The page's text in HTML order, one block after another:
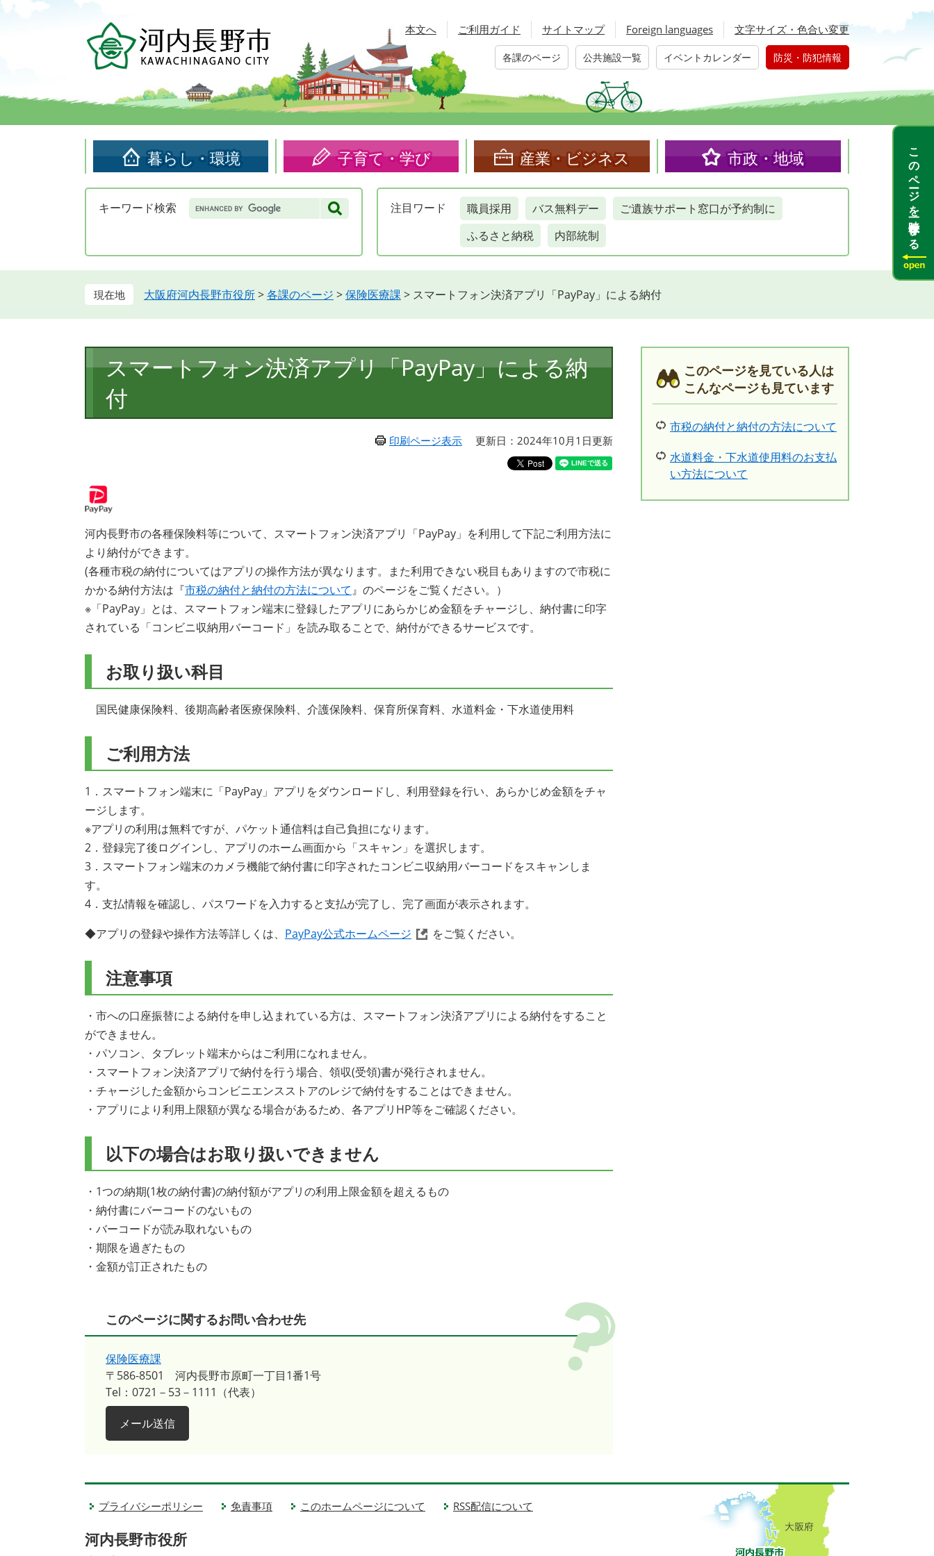
頭
す。
飛
し
本文へ ご利用ガイド サイトマップ Foreign languages 文字サイズ・色合い変更
各課のページ 公共施設一覧 イベントカレンダー 防災・防犯情報
暮らし・環境 子育て・学び 産業・ビジネス 市政・地域
キーワード検索 Google
カ
検
注目 ワード 職員採用 バス無料デー
ご遺族サポート窓口が予約制に
ふるさと納税
内部統制
大阪府河内長野市役所>各課のページ >保険医療課 > スマートフォン決済アプリ「PayPay」による納付
文
スマートフォン決済アプリ「PayPay」による納
付
印刷ページ表示 更新日：2024年10月1日更新
河内長野市の各種保険料等について、スマートフォン決済アプリ「PayPay」を利用して下記ご利用方法に
より納付ができます。
(各種市税の納付についてはアプリの操作方法が異なります。また利用できない税目もありますので市税に
かかる納付方法は『市税の納付と納付の方法について』のページをご覧ください。）
※「PayPay」とは、スマートフォン端末に登録したアプリにあらかじめ金額をチャージし、納付書に印字
されている「コンビニ収納用バーコード」を読み取ることで、納付ができるサービスです。
お取り扱い科目
国民健康保険料、後期高齢者医療保険料、介護保険料、保育所保育料、水道料金・下水道使用料
ご利用方法
1．スマートフォン端末に「PayPay」アプリをダウンロードし、利用登録を行い、あらかじめ金額をチャ
ージします。
※アプリの利用は無料ですが、パケット通信料は自己負担になります。
2．登録完了後ログインし、アプリのホーム画面から「スキャン」を選択します。
3．スマートフォン端末のカメラ機能で納付書に印字されたコンビニ収納用バーコードをスキャンしま
す。
4．支払情報を確認し、パスワードを入力すると支払が完了し、完了画面が表示されます。
◆アプリの登録や操作方法等詳しくは、 PayPay公式ホームページ をご覧ください。
注意事項
・市への口座振替による納付を申し込まれている方は、スマートフォン決済アプリによる納付をすること
ができません。
・パソコン、タブレット端末からはご利用になれません。
・スマートフォン決済アプリで納付を行う場合、領収(受領)書が発行されません。
・チャージした金額からコンビニエンスストアのレジで納付をすることはできません。
・アプリにより利用上限額が異なる場合があるため、各アプリHP等をご確認ください。
以下の場合はお取り扱いできません
・1つの納期(1枚の納付書)の納付額がアプリの利用上限金額を超えるもの
・納付書にバーコードのないもの
・バーコードが読み取れないもの
・期限を過ぎたもの
・金額が訂正されたもの
このページに関するお問い合わせ先
保険医療課
〒586-8501
河内長野市原町一丁目1番1号
Tel：0721－53－1111（代表）
メール送信
このページを見ている人は
こんなページも見ています
市税の納付と納付の方法について
水道料金・下水道使用料のお支払
い方法について
プライバシーポリシー 免責事項 このホームページについて RSS配信について
河内長野市役所
このページを一時保存する